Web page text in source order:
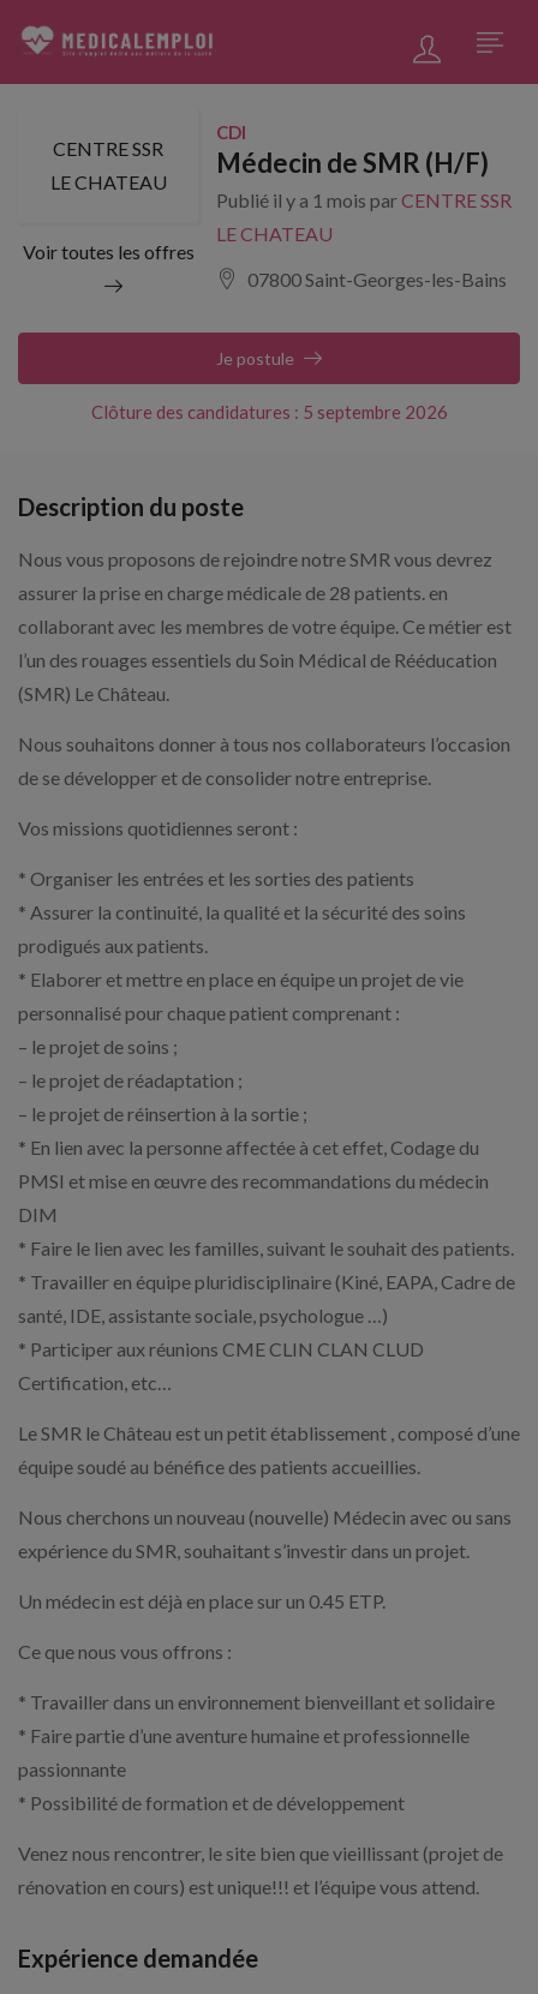
CENTRE SSR
LE CHATEAU
Voir toutes les offres
CDI
Médecin de SMR (H/F)
Publié il y a 1 mois parCENTRE SSR
LE CHATEAU
07800 Saint-Georges-les-Bains
Clôture des candidatures : 5 septembre 2026
Je postule
Description du poste
Nous vous proposons de rejoindre notre SMR vous devrez
assurer la prise en charge médicale de 28 patients. en
collaborant avec les membres de votre équipe. Ce métier est
l’un des rouages essentiels du Soin Médical de Rééducation
(SMR) Le Château.
Nous souhaitons donner à tous nos collaborateurs l’occasion
de se développer et de consolider notre entreprise.
Vos missions quotidiennes seront :
* Organiser les entrées et les sorties des patients
* Assurer la continuité, la qualité et la sécurité des soins
prodigués aux patients.
* Elaborer et mettre en place en équipe un projet de vie
personnalisé pour chaque patient comprenant :
– le projet de soins ;
– le projet de réadaptation ;
– le projet de réinsertion à la sortie ;
* En lien avec la personne affectée à cet effet, Codage du
PMSI et mise en œuvre des recommandations du médecin
DIM
* Faire le lien avec les familles, suivant le souhait des patients.
* Travailler en équipe pluridisciplinaire (Kiné, EAPA, Cadre de
santé, IDE, assistante sociale, psychologue …)
* Participer aux réunions CME CLIN CLAN CLUD
Certification, etc…
Le SMR le Château est un petit établissement , composé d’une
équipe soudé au bénéfice des patients accueillies.
Nous cherchons un nouveau (nouvelle) Médecin avec ou sans
expérience du SMR, souhaitant s’investir dans un projet.
Un médecin est déjà en place sur un 0.45 ETP.
Ce que nous vous offrons :
* Travailler dans un environnement bienveillant et solidaire
* Faire partie d’une aventure humaine et professionnelle
passionnante
* Possibilité de formation et de développement
Venez nous rencontrer, le site bien que vieillissant (projet de
rénovation en cours) est unique!!! et l’équipe vous attend.
Expérience demandée